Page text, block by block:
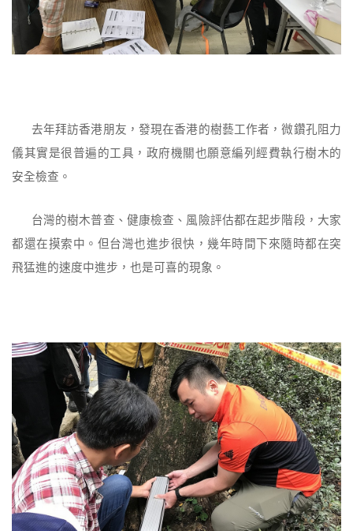
去年拜訪香港朋友，發現在香港的樹藝工作者，微鑽孔阻力
儀其實是很普遍的工具，政府機關也願意編列經費執行樹木的
安全檢查。
台灣的樹木普查、健康檢查、風險評估都在起步階段，大家
都還在摸索中。但台灣也進步很快，幾年時間下來隨時都在突
飛猛進的速度中進步，也是可喜的現象。